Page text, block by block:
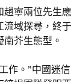
趙寧兩位先生
流域探尋，終
芥生態型。
作。”中國迷